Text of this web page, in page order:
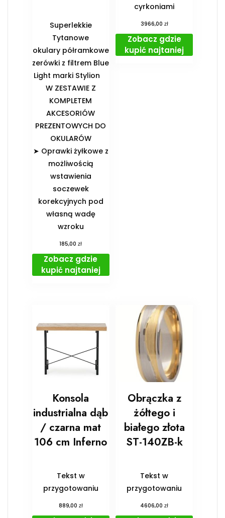
Superlekkie
Tytanowe
okulary półramkowe
zerówki z filtrem Blue
Light marki Stylion
️W ZESTAWIE Z
KOMPLETEM
AKCESORIÓW
PREZENTOWYCH DO
OKULARÓW️
➤ Oprawki żyłkowe z
możliwością
wstawienia
soczewek
korekcyjnych pod
własną wadę
wzroku
185,00zł
Zobacz gdzie
kupić najtaniej
cyrkoniami
3966,00 zł
Zobacz gdzie
kupić najtaniej
Konsola
industrialna dąb
/ czarna mat
106 cm Inferno
Tekst w
przygotowaniu
889,00 zł
Obrączka z
żółtego i
białego złota
ST-140ZB-k
Tekst w
przygotowaniu
4606,00zł